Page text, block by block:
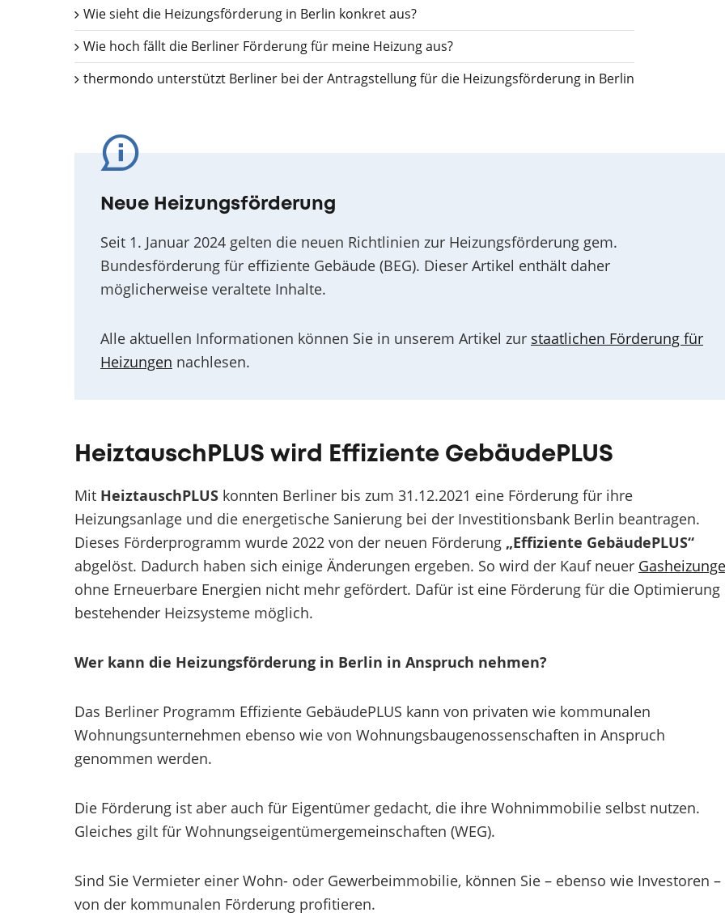
Wie sieht die Heizungsförderung in Berlin konkret aus?
Wie hoch fällt die Berliner Förderung für meine Heizung aus?
thermondo unterstützt Berliner bei der Antragstellung für die Heizungsförderung in Berlin
Neue Heizungsförderung
Seit 1. Januar 2024 gelten die neuen Richtlinien zur Heizungsförderung gem.
Bundesförderung für effiziente Gebäude (BEG). Dieser Artikel enthält daher
möglicherweise veraltete Inhalte.
Alle aktuellen Informationen können Sie in unserem Artikel zur staatlichen Förderung für
Heizungen nachlesen.
HeiztauschPLUS wird Effiziente GebäudePLUS
Mit HeiztauschPLUS konnten Berliner bis zum 31.12.2021 eine Förderung für ihre
Heizungsanlage und die energetische Sanierung bei der Investitionsbank Berlin beantragen.
Dieses Förderprogramm wurde 2022 von der neuen Förderung „Effiziente GebäudePLUS“
abgelöst. Dadurch haben sich einige Änderungen ergeben. So wird der Kauf neuer
ohne Erneuerbare Energien nicht mehr gefördert. Dafür ist eine Förderung für die Optimierung
bestehender Heizsysteme möglich.
Wer kann die Heizungsförderung in Berlin in Anspruch nehmen?
Das Berliner Programm Effiziente GebäudePLUS kann von privaten wie kommunalen
Wohnungsunternehmen ebenso wie von Wohnungsbaugenossenschaften in Anspruch
genommen werden.
Die Förderung ist aber auch für Eigentümer gedacht, die ihre Wohnimmobilie selbst nutzen.
Gleiches gilt für Wohnungseigentümergemeinschaften (WEG).
Sind Sie Vermieter einer Wohn- oder Gewerbeimmobilie, können Sie – ebenso wie Investoren –
von der kommunalen Förderung profitieren.